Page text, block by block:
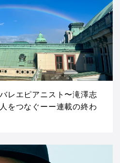
レエピアニスト〜滝澤志
をつなぐーー連載の終わ